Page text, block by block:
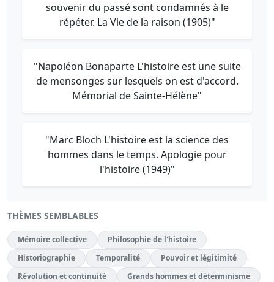
souvenir du passé sont condamnés à le
répéter. La Vie de la raison (1905)"
"Napoléon Bonaparte L'histoire est une suite
de mensonges sur lesquels on est d'accord.
Mémorial de Sainte-Hélène"
"Marc Bloch L'histoire est la science des
hommes dans le temps. Apologie pour
l'histoire (1949)"
THÈMES SEMBLABLES
Mémoire collective
Philosophie de l'histoire
Historiographie
Temporalité
Pouvoir et légitimité
Révolution et continuité
Grands hommes et déterminisme